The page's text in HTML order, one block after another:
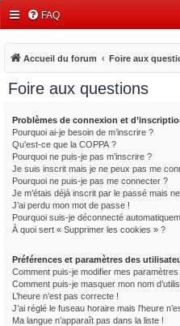
FAQ
Accueil du forum Foire aux
Foire aux questions
Problèmes de connexion et
Pourquoi ai-je besoin de m’inscrire ?
Qu’est-ce que la COPPA ?
Pourquoi ne puis-je pas m’inscrire ?
Je suis inscrit mais je ne peux pas me
Pourquoi ne puis-je pas me connecter ?
Je m’étais déjà inscrit par le passé mais
J’ai perdu mon mot de passe !
Pourquoi suis-je déconnecté
À quoi sert « Supprimer les cookies » ?
Préférences et paramètres des
Comment puis-je modifier mes paramètres
Comment puis-je masquer mon nom
L’heure n’est pas correcte !
J’ai réglé le fuseau horaire mais l’heure
Ma langue n’apparaît pas dans la liste !